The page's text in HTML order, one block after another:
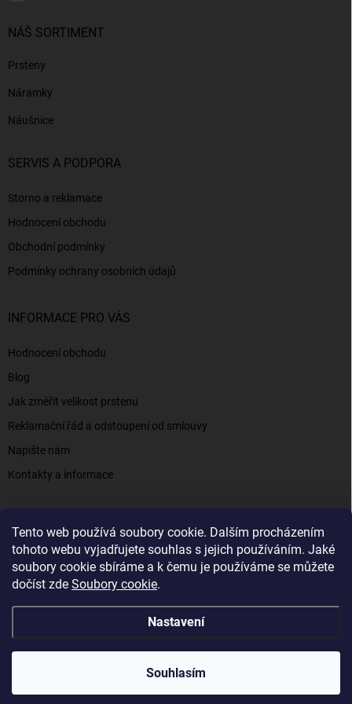
Tento web používá soubory cookie. Dalším procházením
tohoto webu vyjadřujete souhlas s jejich používáním. Jaké
soubory cookie sbíráme a k čemu je používáme se můžete
dočíst zde Soubory cookie.
Nastavení
Souhlasím
NÁŠ SORTIMENT
Prsteny
Náramky
Náušnice
SERVIS A PODPORA
Storno a reklamace
Hodnocení obchodu
Obchodní podmínky
Podmínky ochrany osobních údajů
INFORMACE PRO VÁS
Hodnocení obchodu
Blog
Jak změřit velikost prstenu
Reklamační řád a odstoupení od smlouvy
Napište nám
Kontakty a informace
Elenys.cz - šperky, kterým věříte už od roku 2016
Vytvořil Shoptet